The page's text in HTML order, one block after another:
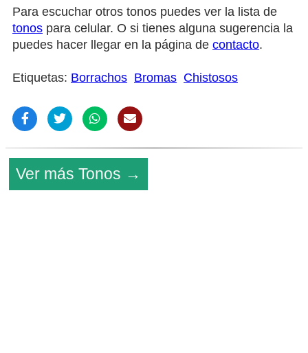
Para escuchar otros tonos puedes ver la lista de
tonos para celular. O si tienes alguna sugerencia la
puedes hacer llegar en la página de contacto.
Etiquetas: Borrachos Bromas Chistosos
Ver más Tonos →